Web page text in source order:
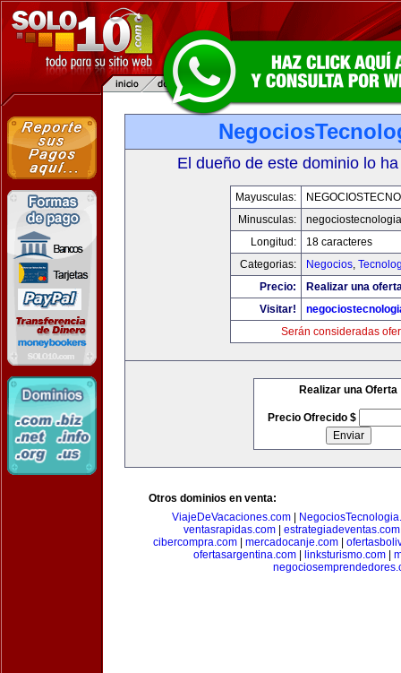
El dueño de este dominio lo
Mayusculas:
Minusculas:
Longitud:
18 caracteres
Categorias:
Negocios,
Precio:
Realizar una
Visitar!
Serán consideradas
Realizar una Oferta
Precio Ofrecido $
Otros dominios en venta:
ViajeDeVacaciones.com
ventasrapidas.com
estrategiadeventas.com
cibercompra.com| mercadocanje.com|
ofertasargentina.com| linksturismo.com|